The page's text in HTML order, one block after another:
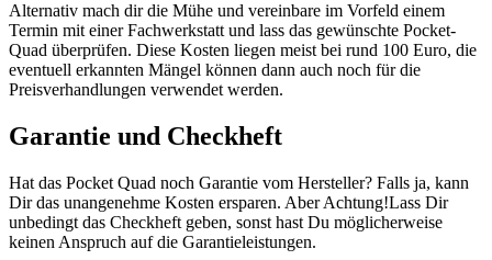
Alternativ mach dir die Mühe und vereinbare im Vorfeld einem
Termin mit einer Fachwerkstatt und lass das gewünschte Pocket-
Quad überprüfen. Diese Kosten liegen meist bei rund 100 Euro, die
eventuell erkannten Mängel können dann auch noch für die
Preisverhandlungen verwendet werden.
Garantie und Checkheft
Hat das Pocket Quad noch Garantie vom Hersteller? Falls ja, kann
Dir das unangenehme Kosten ersparen. Aber Achtung!Lass Dir
unbedingt das Checkheft geben, sonst hast Du möglicherweise
keinen Anspruch auf die Garantieleistungen.